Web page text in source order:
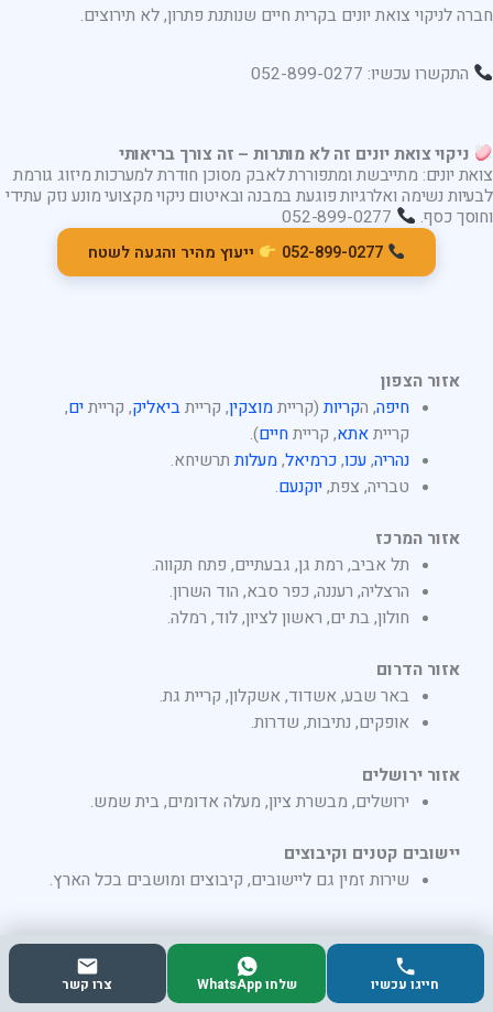
חברה לניקוי צואת יונים בקרית חיים שנותנת פתרון, לא תירוצים.
התקשרו עכשיו: 052-899-0277
ניקוי צואת יונים זה לא מותרות – זה צורך בריאותי
צואת יונים: מתייבשת ומתפוררת לאבק מסוכן חודרת למערכות מיזוג גורמת
לבעיות נשימה ואלרגיות פוגעת במבנה ובאיטום ניקוי מקצועי מונע נזק עתידי
וחוסך כסף.
052-899-0277 ייעוץ מהיר והגעה לשטח
אזור הצפון
חיפה, הקריות (קרייתמוצקין, קרייתביאליק, קרייתים,
קרייתאתא, קרייתחיים).
נהריה,עכו,כרמיאל,מעלות תרשיחא.
טבריה, צפת,יוקנעם.
אזור המרכז
תל אביב, רמת גן, גבעתיים, פתח תקווה.
הרצליה, רעננה, כפר סבא, הוד השרון.
חולון, בת ים, ראשון לציון, לוד, רמלה.
אזור הדרום
באר שבע, אשדוד, אשקלון, קריית גת.
אופקים, נתיבות, שדרות.
אזור ירושלים
ירושלים, מבשרת ציון, מעלה אדומים, בית שמש.
יישובים קטנים וקיבוצים
שירות זמין גם ליישובים, קיבוצים ומושבים בכל הארץ.
שעות פעילות
חייגו עכשיו שלחו WhatsApp צרו קשר